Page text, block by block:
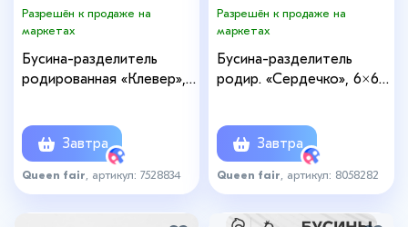
Разрешён к продаже на
маркетах
Бусина-разделитель
родированная «Клевер»,
золотоЗавтра
Queen fair , артикул: 7528834
Разрешён к продаже на
маркетах
Бусина-разделитель
родир. «Сердечко», 6×6
Завтра
Queen fair , артикул: 8058282